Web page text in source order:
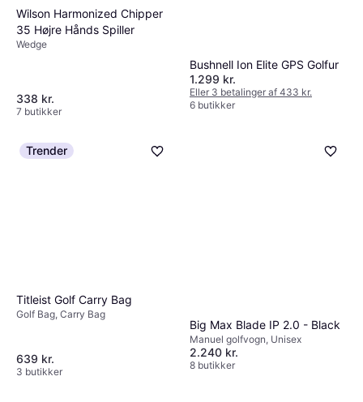
Wilson Harmonized Chipper
35 Højre Hånds Spiller
Wedge
338 kr.
7 butikker
Bushnell Ion Elite GPS Golfur
1.299 kr.
Eller 3 betalinger af 433 kr.
6 butikker
Trender
Titleist Golf Carry Bag
Golf Bag, Carry Bag
639 kr.
3 butikker
Big Max Blade IP 2.0 - Black
Manuel golfvogn, Unisex
2.240 kr.
8 butikker